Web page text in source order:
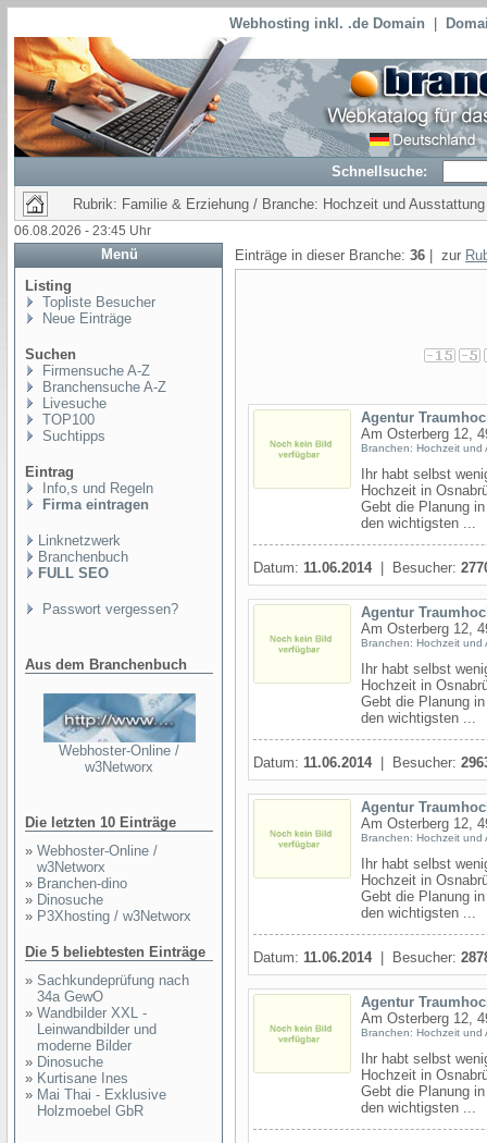
Webhosting inkl. .de Domain
Schnellsuche:
Rubrik: Familie & Erziehung / Branche: Hochzeit und Ausstattung
06.08.2026 - 23:45 Uhr
Menü
Listing
Topliste Besucher
Neue Einträge
Suchen
Firmensuche A-Z
Branchensuche A-Z
Livesuche
TOP100
Suchtipps
Eintrag
Info,s und Regeln
Firma eintragen
Linknetzwerk
Branchenbuch
FULL SEO
Passwort vergessen?
Aus dem Branchenbuch
Webhoster-Online /
w3Networx
Die letzten 10 Einträge
» Webhoster-Online /
w3Networx
» Branchen-dino
» Dinosuche
» P3Xhosting / w3Networx
Die 5 beliebtesten Einträge
» Sachkundeprüfung nach
34a GewO
» Wandbilder XXL -
Leinwandbilder und
moderne Bilder
» Dinosuche
» Kurtisane Ines
» Mai Thai - Exklusive
Holzmoebel GbR
Einträge in dieser Branche: 36 | zur
Agentur
Am Osterberg 12,
Branchen: Hochzeit und
Ihr habt selbst
Hochzeit in
Gebt die Planung
den wichtigsten ...
Datum: 11.06.2014| Besucher:
Agentur
Am Osterberg 12,
Branchen: Hochzeit und
Ihr habt selbst
Hochzeit in
Gebt die Planung
den wichtigsten ...
Datum: 11.06.2014| Besucher:
Agentur
Am Osterberg 12,
Branchen: Hochzeit und
Ihr habt selbst
Hochzeit in
Gebt die Planung
den wichtigsten ...
Datum: 11.06.2014| Besucher:
Agentur
Am Osterberg 12,
Branchen: Hochzeit und
Ihr habt selbst
Hochzeit in
Gebt die Planung
den wichtigsten ...